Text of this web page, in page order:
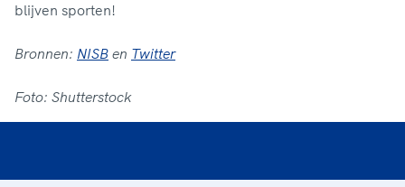
blijven sporten!
Bronnen: NISB en Twitter
Foto: Shutterstock